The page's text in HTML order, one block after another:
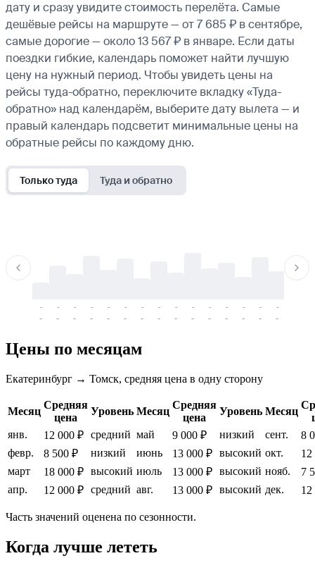
дату и сразу увидите стоимость перелёта. Самые
дешёвые рейсы на маршруте — от 7 685 ₽ в сентябре,
самые дорогие — около 13 567 ₽ в январе. Если даты
поездки гибкие, календарь поможет найти лучшую
цену на нужный период. Чтобы увидеть цены на
рейсы туда-обратно, переключите вкладку «Туда-
обратно» над календарём, выберите дату вылета — и
правый календарь подсветит минимальные цены на
обратные рейсы по каждому дню.
Только туда Туда и обратно
-
-
-
-
-
-
-
-
-
-
-
-
-
-
-
-
-
-
-
-
-
-
-
-
-
-
-
-
-
-
Цены по месяцам
Екатеринбург → Томск, средняя цена в одну сторону
Месяц
Средняя
цена
Уровень Месяц
Средняя
цена
Уровень Месяц
янв.
12 000 ₽ средний май 9 000 ₽ низкий сент.
8
февр.
8 500 ₽ низкий июнь 13 000 ₽ высокий окт.
12
март
18 000 ₽ высокий июль 13 000 ₽ высокий нояб.
7
апр.
12 000 ₽ средний авг. 13 000 ₽ высокий дек. 12
Часть значений оценена по сезонности.
Когда лучше лететь